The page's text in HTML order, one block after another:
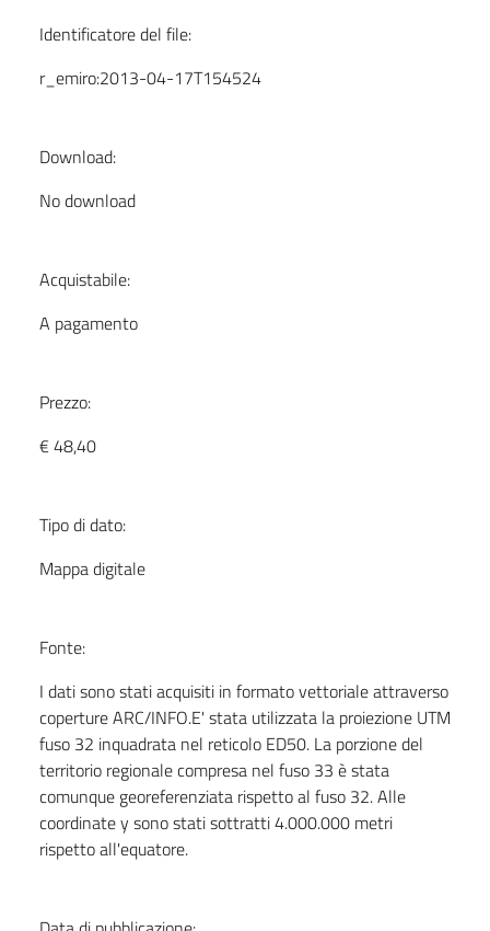
Identificatore del file:
r_emiro:2013-04-17T154524
Download:
No download
Acquistabile:
A pagamento
Prezzo:
€ 48,40
Tipo di dato:
Mappa digitale
Fonte:
I dati sono stati acquisiti in formato vettoriale attraverso
coperture ARC/INFO.E' stata utilizzata la proiezione UTM
fuso 32 inquadrata nel reticolo ED50. La porzione del
territorio regionale compresa nel fuso 33 è stata
comunque georeferenziata rispetto al fuso 32. Alle
coordinate y sono stati sottratti 4.000.000 metri
rispetto all'equatore.